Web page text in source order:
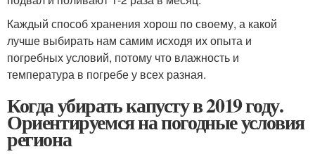
Каждый способ хранения хорош по своему, а какой
лучше выбирать нам самим исходя их опыта и
погребных условий, потому что влажность и
температура в погребе у всех разная.
Когда убирать капусту в 2019 году.
Ориентируемся на погодные условия
региона